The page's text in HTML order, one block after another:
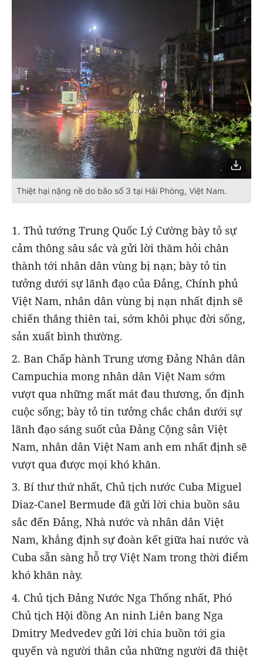
Thiệt hại nặng nề do bão số 3 tại Hải Phòng, Việt Nam.
1. Thủ tướng Trung Quốc Lý Cường bày tỏ sự
cảm thông sâu sắc và gửi lời thăm hỏi chân
thành tới nhân dân vùng bị nạn; bày tỏ tin
tưởng dưới sự lãnh đạo của Đảng, Chính phủ
Việt Nam, nhân dân vùng bị nạn nhất định sẽ
chiến thắng thiên tai, sớm khôi phục đời sống,
sản xuất bình thường.
2. Ban Chấp hành Trung ương Đảng Nhân dân
Campuchia mong nhân dân Việt Nam sớm
vượt qua những mất mát đau thương, ổn định
cuộc sống; bày tỏ tin tưởng chắc chắn dưới sự
lãnh đạo sáng suốt của Đảng Cộng sản Việt
Nam, nhân dân Việt Nam anh em nhất định sẽ
vượt qua được mọi khó khăn.
3. Bí thư thứ nhất, Chủ tịch nước Cuba Miguel
Diaz-Canel Bermude đã gửi lời chia buồn sâu
sắc đến Đảng, Nhà nước và nhân dân Việt
Nam, khẳng định sự đoàn kết giữa hai nước và
Cuba sẵn sàng hỗ trợ Việt Nam trong thời điểm
khó khăn này.
4. Chủ tịch Đảng Nước Nga Thống nhất, Phó
Chủ tịch Hội đồng An ninh Liên bang Nga
Dmitry Medvedev gửi lời chia buồn tới gia
quyến và người thân của những người đã thiệt